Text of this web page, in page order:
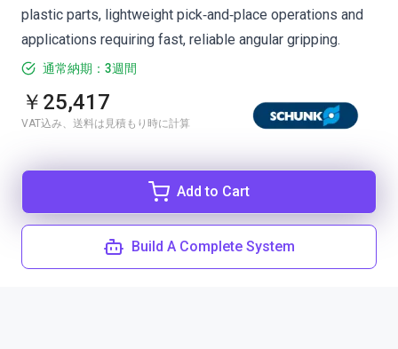
plastic parts, lightweight pick‑and‑place operations and
applications requiring fast, reliable angular gripping.
通常納期：3週間
￥25,417
VAT込み、送料は見積もり時に計算
Add to Cart
Build A Complete System